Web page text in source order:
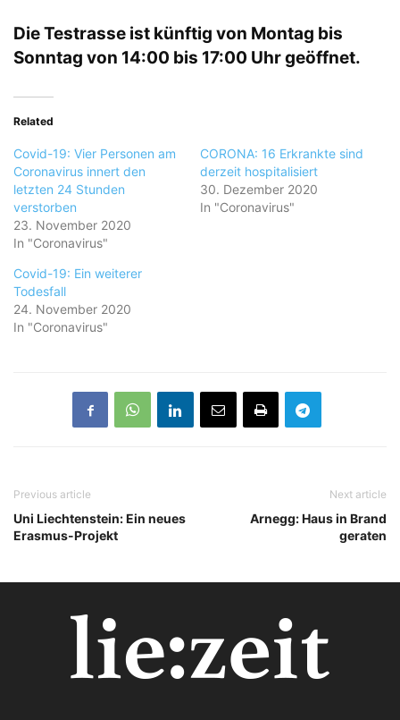
Die Testrasse ist künftig von Montag bis
Sonntag von 14:00 bis 17:00 Uhr geöffnet.
Related
Covid-19: Vier Personen am
Coronavirus innert den
letzten 24 Stunden
verstorben
23. November 2020
In "Coronavirus"
CORONA: 16 Erkrankte sind
derzeit hospitalisiert
30. Dezember 2020
In "Coronavirus"
Covid-19: Ein weiterer
Todesfall
24. November 2020
In "Coronavirus"
Previous article
Uni Liechtenstein: Ein neues
Erasmus-Projekt
Next article
Arnegg: Haus in Brand
geraten